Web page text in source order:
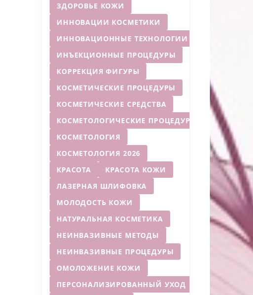
ЗДОРОВЬЕ КОЖИ
ИННОВАЦИИ КОСМЕТИКИ
ИННОВАЦИОННЫЕ ТЕХНОЛОГИИ
ИНЪЕКЦИОННЫЕ ПРОЦЕДУРЫ
КОРРЕКЦИЯ ФИГУРЫ
КОСМЕТИЧЕСКИЕ ПРОЦЕДУРЫ
КОСМЕТИЧЕСКИЕ СРЕДСТВА
КОСМЕТОЛОГИЧЕСКИЕ ПРОЦЕДУРЫ
КОСМЕТОЛОГИЯ
КОСМЕТОЛОГИЯ 2026
КРАСОТА
КРАСОТА КОЖИ
ЛАЗЕРНАЯ ШЛИФОВКА
МОЛОДОСТЬ КОЖИ
НАТУРАЛЬНАЯ КОСМЕТИКА
НЕИНВАЗИВНЫЕ МЕТОДЫ
НЕИНВАЗИВНЫЕ ПРОЦЕДУРЫ
ОМОЛОЖЕНИЕ КОЖИ
ПЕРСОНАЛИЗИРОВАННЫЙ УХОД